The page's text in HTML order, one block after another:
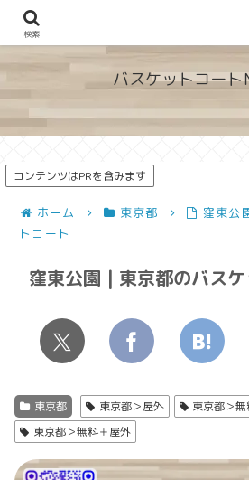
地図から探せる！穴場が見つかるバ
バスケットコート
コンテンツはPRを含みます
ホーム 東京都
窪東公
トコート
窪東公園 | 東京都のバス
東京都 東京都＞屋外
東京都＞無
東京都＞無料＋屋外
検索